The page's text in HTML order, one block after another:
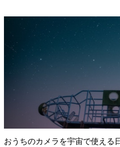
おうちのカメラを宇宙で使える